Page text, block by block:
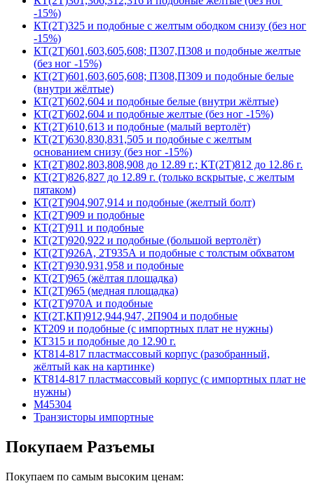
-15%)
КТ(2Т)325 и подобные с желтым ободком снизу (без ног
-15%)
КТ(2Т)601,603,605,608; П307,П308 и подобные желтые
(без ног -15%)
КТ(2Т)601,603,605,608; П308,П309 и подобные белые
(внутри жёлтые)
КТ(2Т)602,604 и подобные белые (внутри жёлтые)
КТ(2Т)602,604 и подобные желтые (без ног -15%)
КТ(2Т)610,613 и подобные (малый вертолёт)
КТ(2Т)630,830,831,505 и подобные с желтым
основанием снизу (без ног -15%)
КТ(2Т)802,803,808,908 до 12.89 г.; КТ(2Т)812 до 12.86 г.
КТ(2Т)826,827 до 12.89 г. (только вскрытые, с желтым
пятаком)
КТ(2Т)904,907,914 и подобные (желтый болт)
КТ(2Т)909 и подобные
КТ(2Т)911 и подобные
КТ(2Т)920,922 и подобные (большой вертолёт)
КТ(2Т)926А, 2Т935А и подобные с толстым обхватом
КТ(2Т)930,931,958 и подобные
КТ(2Т)965 (жёлтая площадка)
КТ(2Т)965 (медная площадка)
КТ(2Т)970А и подобные
КТ(2Т,КП)912,944,947, 2П904 и подобные
КТ209 и подобные (с импортных плат не нужны)
КТ315 и подобные до 12.90 г.
КТ814-817 пластмассовый корпус (разобранный,
жёлтый как на картинке)
КТ814-817 пластмассовый корпус (с импортных плат не
нужны)
М45304
Транзисторы импортные
Покупаем Разъемы
Покупаем по самым высоким ценам: